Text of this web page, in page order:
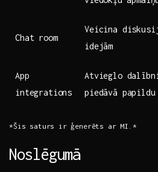
Chat room
Veicina
idejām
App
integrations
Atvieglo
piedāvā
*Šis saturs ir⁢ ģenerēts⁣ ar MI.* ​
Noslēgumā